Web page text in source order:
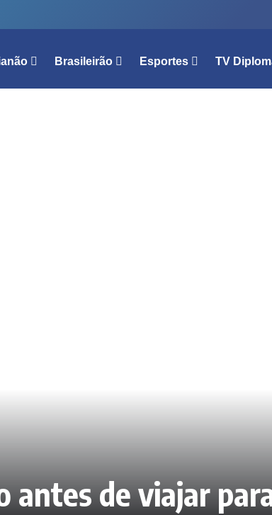
Brasileirão Esportes TV
de viajar